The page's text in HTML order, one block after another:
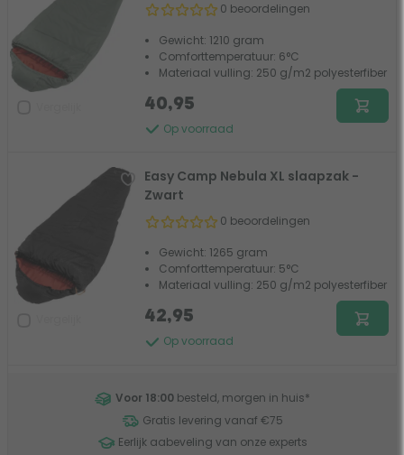
0 beoordelingen
Gewicht: 1210 gram
Comforttemperatuur: 6°C
Materiaal vulling: 250 g/m2 polyesterfiber
Op voorraad
40,95
Easy Camp Nebula XL slaapzak -
Zwart
0 beoordelingen
Gewicht: 1265 gram
Comforttemperatuur: 5°C
Materiaal vulling: 250 g/m2 polyesterfiber
Op voorraad
42,95
Voor 18:00 besteld, morgen in huis*
Gratis levering vanaf €75
Eerlijk aabeveling van onze experts